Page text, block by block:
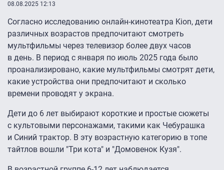
08.08.2025 12:13
Согласно исследованию онлайн-кинотеатра Kion, дети
различных возрастов предпочитают смотреть
мультфильмы через телевизор более двух часов
в день. В период с января по июль 2025 года было
проанализировано, какие мультфильмы смотрят дети,
какие устройства они предпочитают и сколько
времени проводят у экрана.
Дети до 6 лет выбирают короткие и простые сюжеты
с культовыми персонажами, такими как Чебурашка
и Синий трактор. В эту возрастную категорию в топе
тайтлов вошли "Три кота" и "Домовенок Кузя".